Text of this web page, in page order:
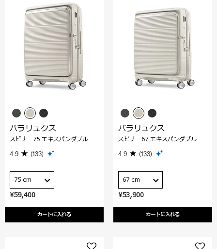
¥59,400
カートに入れる
パラリュクス
スピナー75 エキスパンダブル
4.9 (133)
75 cm
¥53,900
カートに入れる
パラリュクス
スピナー67 エキスパンダブル
4.9 (133)
67 cm